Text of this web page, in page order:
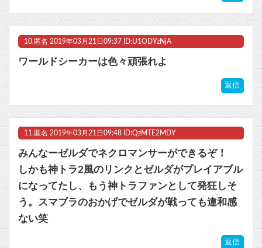
10. 匿名 2019年03月21日09:37 ID:U1ODYzNjA
ワールドシーカーは色々頑張れよ
返信
11. 匿名 2019年03月21日09:48 ID:QzMTE2MDY
みんなーゼルダでネクロマンサーができるぞ！
しかも神トラ2風のリンクとゼルダがプレイアブル
になってたし、もう神トラファンとして発狂しそ
う。スマブラのおかげでゼルダが戦っても違和感
ない笑
返信